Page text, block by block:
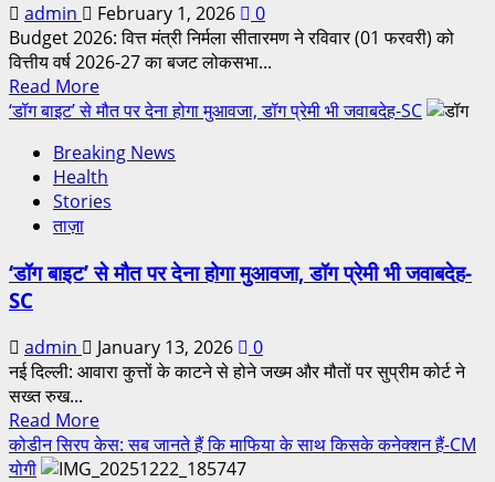
admin February 1, 2026
0
Budget 2026: वित्त मंत्री निर्मला सीतारमण ने रविवार (01 फरवरी) को
वित्तीय वर्ष 2026-27 का बजट लोकसभा...
Read More
‘डॉग बाइट’ से मौत पर देना होगा मुआवजा, डॉग प्रेमी भी जवाबदेह-SC
Breaking News
Health
Stories
ताज़ा
‘डॉग बाइट’ से मौत पर देना होगा मुआवजा, डॉग प्रेमी भी जवाबदेह-
SC
admin January 13, 2026
0
नई दिल्ली: आवारा कुत्तों के काटने से होने जख्म और मौतों पर सुप्रीम कोर्ट ने
सख्त रुख...
Read More
कोडीन सिरप केस: सब जानते हैं कि माफिया के साथ किसके कनेक्शन हैं-CM
योगी